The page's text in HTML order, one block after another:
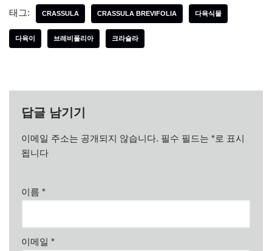
태그: CRASSULA CRASSULA BREVIFOLIA 다육식물
다육이 브레비폴리아 크라슐라
답글 남기기
이메일 주소는 공개되지 않습니다. 필수 필드는 *로 표시
됩니다
이름 *
이메일 *